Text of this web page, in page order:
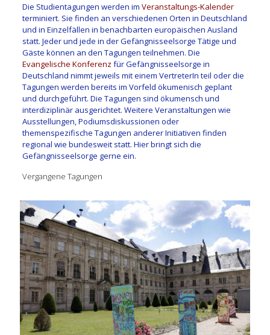
Die Studientagungen werden im Veranstaltungs-Kalender
terminiert. Sie finden an verschiedenen Orten in Deutschland
und in Einzelfällen in benachbarten europäischen Ausland
statt. Jeder und jede in der Gefängnisseelsorge Tätige und
Gäste können an den Tagungen teilnehmen. Die
Evangelische Konferenz für Gefängnisseelsorge in
Deutschland nimmt jeweils mit einem VertreterIn teil oder die
Tagungen werden bereits im Vorfeld ökumenisch geplant
und durchgeführt. Die Tagungen sind ökumensch und
interdiziplinär ausgerichtet. Weitere Veranstaltungen wie
Ausstellungen, Podiumsdiskussionen oder
themenspezifische Tagungen anderer Initiativen finden
regional wie bundesweit statt. Hier bringt sich die
Gefängnisseelsorge gerne ein.
Vergangene Tagungen